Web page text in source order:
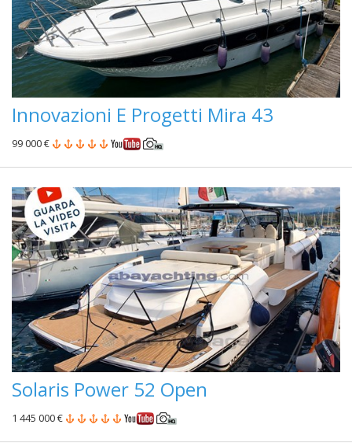
Innovazioni E Progetti Mira 43
99 000 €
Solaris Power 52 Open
1 445 000 €